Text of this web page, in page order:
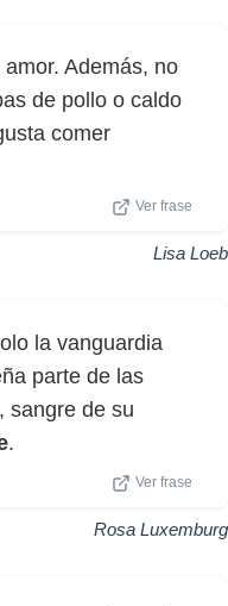
Además, no
de pollo o caldo
comer
Ver frase
Lisa Loeb
la vanguardia
parte de las
sangre de su
.
Ver frase
Rosa Luxemburg